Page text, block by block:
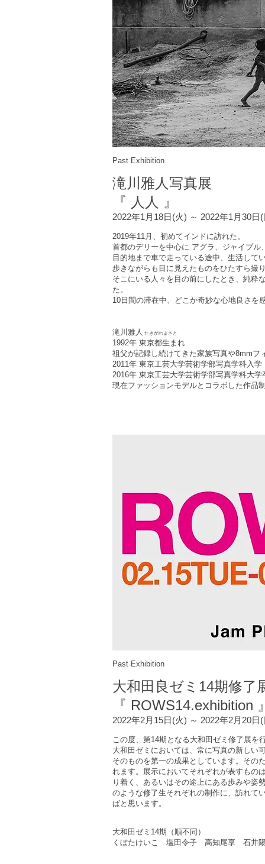
Past Exhibition
滝川雅人 写真展
『 人人 』
2022年1月18日(火) ～ 2022年1月30日
2019年11月、初めてインドに訪れた。
首都のデリーを中心に アグラ、ジャイプ
目的地まで車で走っている途中、生活して
歩きながらも目に見えたものをひたすら撮
そこにいる人々を目の前にしたとき、純粋
た。
10日間の滞在中、どこか奇妙な心地良さを
滝川雅人 たきがわまさと
1992年 東京都生まれ
祖父が記録し続けてきた家族写真や8mm
2011年 東京工芸大学芸術学部写真学科入学
2016年 東京工芸大学芸術学部写真学科大学
現在ファッションモデルとコラボした作品
Past Exhibition
大和田良ゼミ14期修了
『 ROWS14.exhibition
2022年2月15日(火) ～ 2022年2月20日
この度、第14期となる大和田ゼミ修了展を
大和田ゼミにおいては、常に写真の新しい
そのものを第一の成果としています。その
れます。展示においてそれぞれが表すもの
り着く、あるいはその途上にある歩みや姿
のような修了生それぞれの制作に、訪れて
ばと思います。
大和田ゼミ14期（順不同）
くぼたけいこ 塩田令子 高知尾享 石井